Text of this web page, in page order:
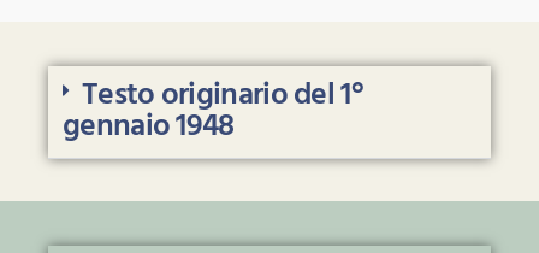
Testo originario del 1°
gennaio 1948